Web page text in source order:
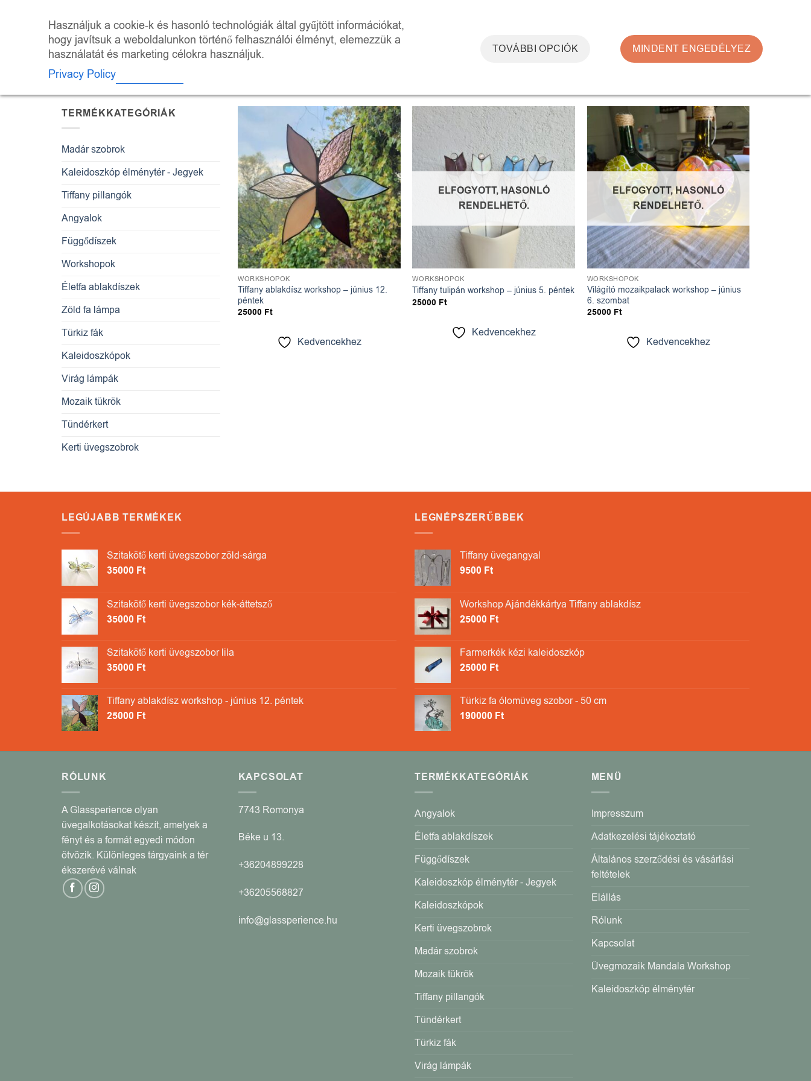
Használjuk a cookie-k és hasonló technológiák által gyűjtött információkat,
hogy javítsuk a weboldalunkon történő felhasználói élményt, elemezzük a
használatát és marketing célokra használjuk.
Privacy Policy
TOVÁBBI OPCIÓK MINDENT ENGEDÉLYEZ
ÜZLET KALEIDOSZKÓP ÉLMÉNYTÉR WORKSHOPOK
KEZDŐLAP
TERMÉKEK
TERMÉKKATEGÓRIÁK
Madár szobrok
Kaleidoszkóp élménytér - Jegyek
Tiffany pillangók
Angyalok
Függődíszek
Workshopok
Életfa ablakdíszek
Zöld fa lámpa
Türkiz fák
Kaleidoszkópok
Virág lámpák
Mozaik tükrök
Tündérkert
Kerti üvegszobrok
Kedvencekhez
WORKSHOPOK
Tiffany ablakdísz workshop – június 12.
péntek
25000 Ft
Kedvencekhez
Kedvencekhez
ELFOGYOTT, HASONLÓ
RENDELHETŐ.
WORKSHOPOK
Tiffany tulipán workshop – június 5. péntek
25000 Ft
Kedvencekhez
Kedvencekhez
ELFOGYOTT, HASONLÓ
RENDELHETŐ.
WORKSHOPOK
Világító mozaikpalack workshop – június
6. szombat
25000 Ft
Kedvencekhez
LEGÚJABB TERMÉKEK
Szitakötő kerti üvegszobor zöld-sárga
35000 Ft
Szitakötő kerti üvegszobor kék-áttetsző
35000 Ft
Szitakötő kerti üvegszobor lila
35000 Ft
Tiffany ablakdísz workshop - június 12. péntek
25000 Ft
LEGNÉPSZERŰBBEK
Tiffany üvegangyal
9500 Ft
Workshop Ajándékkártya Tiffany ablakdísz
25000 Ft
Farmerkék kézi kaleidoszkóp
25000 Ft
Türkiz fa ólomüveg szobor - 50 cm
190000 Ft
RÓLUNK
A Glassperience olyan
üvegalkotásokat készít, amelyek a
fényt és a formát egyedi módon
ötvözik. Különleges tárgyaink a tér
ékszerévé válnak
KAPCSOLAT
7743 Romonya
Béke u 13.
+36204899228
+36205568827
info@glassperience.hu
TERMÉKKATEGÓRIÁK
Angyalok
Életfa ablakdíszek
Függődíszek
Kaleidoszkóp élménytér - Jegyek
Kaleidoszkópok
Kerti üvegszobrok
Madár szobrok
Mozaik tükrök
Tiffany pillangók
Tündérkert
Türkiz fák
Virág lámpák
MENÜ
Impresszum
Adatkezelési tájékoztató
Általános szerződési és vásárlási
feltételek
Elállás
Rólunk
Kapcsolat
Üvegmozaik Mandala Workshop
Kaleidoszkóp élménytér